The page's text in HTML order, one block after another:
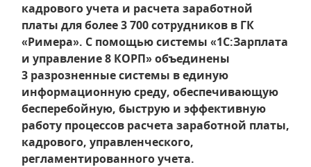
кадрового учета и расчета заработной
платы для более 3 700 сотрудников в ГК
«Римера». С помощью системы «1С:Зарплата
и управление 8 КОРП» объединены
3 разрозненные системы в единую
информационную среду, обеспечивающую
бесперебойную, быструю и эффективную
работу процессов расчета заработной платы,
кадрового, управленческого,
регламентированного учета.